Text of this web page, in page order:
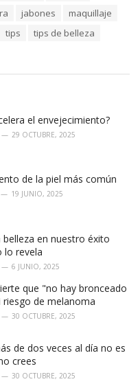
jabones
maquillaje
tips
tips de belleza
el envejecimiento?
29 OCTUBRE, 2025
de la piel más común
19 JUNIO, 2025
belleza en nuestro éxito
lo revela
6 JUNIO, 2025
que "no hay bronceado
riesgo de melanoma
30 OCTUBRE, 2025
de dos veces al día no es
crees
30 OCTUBRE, 2025